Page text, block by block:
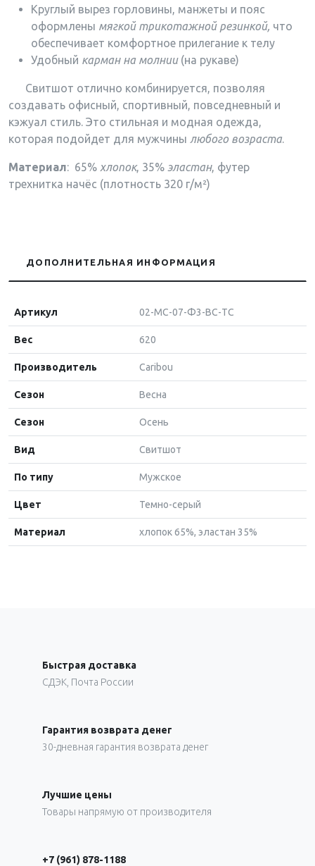
Круглый вырез горловины, манжеты и пояс
оформлены мягкой трикотажной резинкой, что
обеспечивает комфортное прилегание к телу
Удобный карман на молнии(на рукаве)
Свитшот отлично комбинируется, позволяя
создавать офисный, спортивный, повседневный и
кэжуал стиль. Это стильная и модная одежда,
которая подойдет для мужчины любого возраста.
Материал: 65% хлопок, 35% эластан, футер
трехнитка начёс (плотность 320 г/м²)
ДОПОЛНИТЕЛЬНАЯ ИНФОРМАЦИЯ
Артикул 02-МС-07-Ф3-BC-ТС
Вес 620
Производитель Caribou
Сезон Весна
Сезон Осень
Вид Свитшот
По типу Мужское
Цвет Темно-серый
Материал хлопок 65%, эластан 35%
Быстрая доставка
СДЭК, Почта России
Гарантия возврата денег
30-дневная гарантия возврата денег
Лучшие цены
Товары напрямую от производителя
+7 (961) 878-1188